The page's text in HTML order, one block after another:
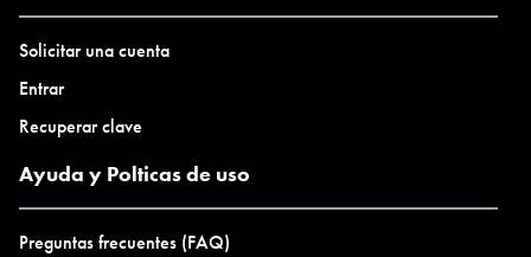
Solicitar una cuenta
Entrar
Recuperar clave
Ayuda y Polticas de uso
Preguntas frecuentes (FAQ)